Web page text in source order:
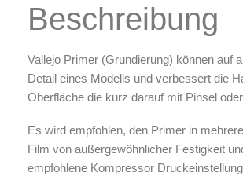
Maskierfolien & Maskierbänder
Reinigung & Pflege
Oberflächenreiniger
Luftreinigung & Filter
Zubehör & Ausstattung
Beschreibung
Vallejo Primer (Grundierung) können auf
Detail eines Modells und verbessert die
Oberfläche die kurz darauf mit Pinsel
Es wird empfohlen, den Primer in
Film von außergewöhnlicher Festigkeit
empfohlene Kompressor